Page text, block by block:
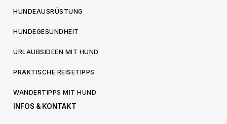
HUNDEAUSRÜSTUNG
HUNDEGESUNDHEIT
URLAUBSIDEEN MIT HUND
PRAKTISCHE REISETIPPS
WANDERTIPPS MIT HUND
INFOS & KONTAKT